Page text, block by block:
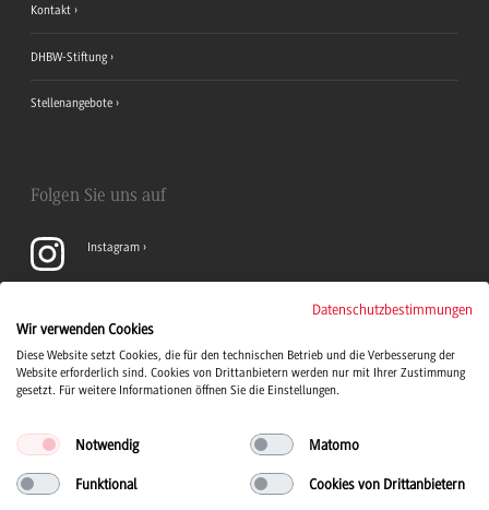
Kontakt
DHBW-Stiftung
Stellenangebote
Folgen Sie uns auf
Instagram
LinkedIn
Datenschutzbestimmungen
Wir verwenden Cookies
Diese Website setzt Cookies, die für den technischen Betrieb und die Verbesserung der
Website erforderlich sind. Cookies von Drittanbietern werden nur mit Ihrer Zustimmung
gesetzt. Für weitere Informationen öffnen Sie die Einstellungen.
Notwendig Matomo
Funktional Cookies von Drittanbietern